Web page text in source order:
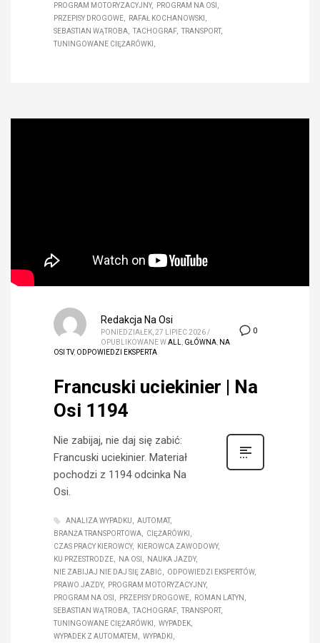
PROGRAM MOTORYZACYJNY
PROGRAM NA OSI
PRZEPISY DROGOWE
RAFAŁ KOCHANOWSKI
SEBASTIAN WĄTROBA
TACHOGRAF
TRANSPORT
TUNINGOWANE CIĘŻARÓWKI
0
Redakcja Na Osi
PONIEDZIAŁEK, 27 LIPIEC 2026 /
OPUBLIKOWANE WALL GŁÓWNA NA
OSI TV, ODPOWIEDZI EKSPERTA
Francuski uciekinier | Na
Osi 1194
Nie zabijaj, nie daj się zabić:
Francuski uciekinier. Materiał
pochodzi z 1194 odcinka Na
Osi.
ANALIZA WYPADKU
AUTOMAT
BRANŻA TRANSPORTOWA
CIĘŻARÓWKI
CZAS PRACY KIEROWCY
KIEROWCA ZAWODOWY
KU PRZESTRODZE
NA OSI
NAUKA JAZDY
NIE ZABIJAJ NIE DAJ SIĘ ZABIĆ
ODPOWIEDZI EKSPERTÓW
PRAWO JAZDY
PROGRAM MOTORYZACYJNY
PROGRAM NA OSI
PRZEPISY DROGOWE
ROMAN LATYN
SEBASTIAN WĄTROBA
TACHOGRAF
TRANSPORT
TUNINGOWANE CIĘŻARÓWKI
WYPADEK
WYPADEK Z AUTOMATEM
WYPADKI